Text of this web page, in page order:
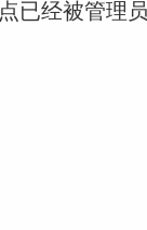
已经被管理